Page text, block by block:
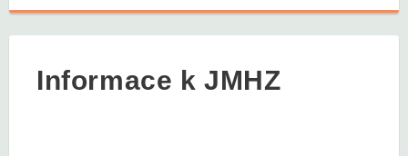
Informace k JMHZ